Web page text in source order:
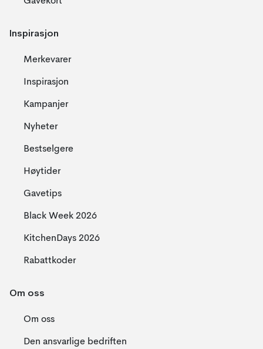
Inspirasjon
Merkevarer
Inspirasjon
Kampanjer
Nyheter
Bestselgere
Høytider
Gavetips
Black Week 2026
KitchenDays 2026
Rabattkoder
Om oss
Om oss
Den ansvarlige bedriften